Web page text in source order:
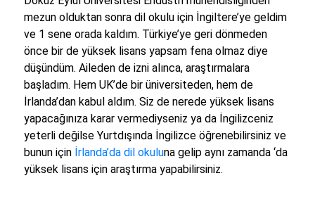
mezun olduktan sonra dil okulu için İngiltere’ye geldim
ve 1 sene orada kaldım. Türkiye’ye geri dönmeden
önce bir de yüksek lisans yapsam fena olmaz diye
düşündüm. Aileden de izni alınca, araştırmalara
başladım. Hem UK’de bir üniversiteden, hem de
İrlanda’dan kabul aldım. Siz de nerede yüksek lisans
yapacağınıza karar vermediyseniz ya da İngilizceniz
yeterli değilse Yurtdışında İngilizce öğrenebilirsiniz ve
bunun için İrlanda’da dil okuluna gelip aynı zamanda ‘da
yüksek lisans için araştırma yapabilirsiniz.